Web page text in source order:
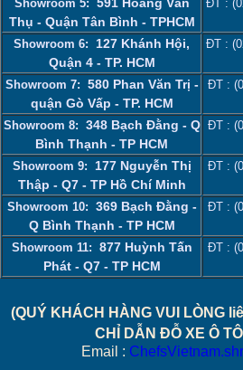
Showroom 5:
Thụ - Quận Tân Bình - TPHCM
ĐT :
Showroom 6: 127 Khánh Hội,
Quận 4 - TP. HCM
ĐT :
Showroom 7: 580 Phan Văn Trị -
quận Gò Vấp - TP. HCM
ĐT :
Showroom 8: 348 Bạch Đằng - Q
Bình Thạnh - TP HCM
ĐT :
Showroom 9: 177 Nguyễn Thị
Thập - Q7 - TP Hồ Chí Minh
ĐT :
Showroom 10: 369 Bạch Đằng -
Q Bình Thạnh - TP HCM
ĐT :
Showroom 11: 877 Huỳnh Tấn
Phát - Q7 - TP HCM
ĐT :
(QUÝ KHÁCH HÀNG VUI LÒNG
CHỈ DẪN ĐỖ XE Ô
Email :